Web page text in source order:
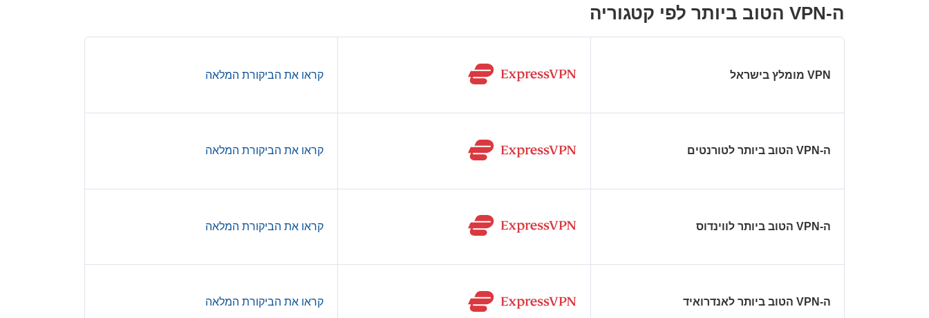
ה-VPN הטוב ביותר לפי קטגוריה
קראו את הביקורת המלאה
ה-VPN הטוב ביותר לטורנטים קראו את הביקורת המלאה
ה-VPN הטוב ביותר לווינדוס קראו את הביקורת המלאה
ה-VPN הטוב ביותר לאנדרואיד קראו את הביקורת המלאה